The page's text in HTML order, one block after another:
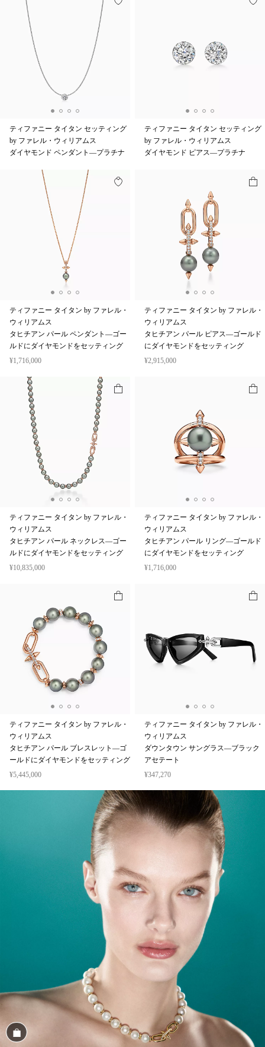
ティファニー タイタン セッティング
by ファレル・ウィリアムス
ダイヤモンド ペンダント—プラチナ
ティファニー タイタン セッティング
by ファレル・ウィリアムス
ダイヤモンド ピアス—プラチナ
ティファニー タイタン by ファレル・
ウィリアムス
タヒチアン パール ペンダント—ゴー
ルドにダイヤモンドをセッティング
¥1,716,000
ティファニー タイタン by ファレル・
ウィリアムス
タヒチアン パール ピアス—ゴールド
にダイヤモンドをセッティング
¥2,915,000
ティファニー タイタン by ファレル・
ウィリアムス
タヒチアン パール ネックレス—ゴー
ルドにダイヤモンドをセッティング
¥10,835,000
ティファニー タイタン by ファレル・
ウィリアムス
タヒチアン パール リング—ゴールド
にダイヤモンドをセッティング
¥1,716,000
ティファニー タイタン by ファレル・
ウィリアムス
タヒチアン パール ブレスレット—ゴ
ールドにダイヤモンドをセッティング
¥5,445,000
ティファニー タイタン by ファレル・
ウィリアムス
ダウンタウン サングラス—ブラック
アセテート
¥347,270
商品を見る